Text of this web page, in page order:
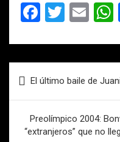
F
ce
b
o
o
k
T
tt
er
E
ail
s
de
entradas
El último baile de
Preolímpico 2004:
“extranjeros” que no